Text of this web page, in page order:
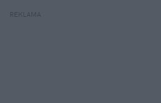
REKLAMA